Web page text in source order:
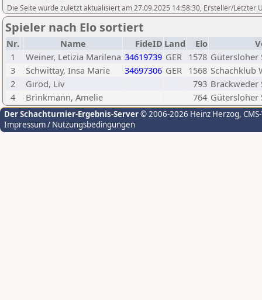
Die Seite wurde zuletzt aktualisiert am 27.09.2025 14:58:30, Ersteller/Letzter
Spieler nach Elo sortiert
Nr. Name FideID Land Elo
1
Weiner, Letizia Marilena 34619739 GER 1578 Gütersloher
3
Schwittay, Insa Marie 34697306 GER 1568 Schachklub
2
Girod, Liv 793 Brackweder
4
Brinkmann, Amelie 764 Gütersloher
Der Schachturnier-Ergebnis-Server© 2006-2026 Heinz Herzog,
Impressum / Nutzungsbedingungen